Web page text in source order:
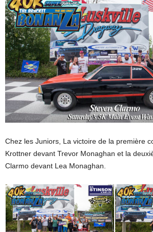
Chez les Juniors, La victoire de la première
Krottner devant Trevor Monaghan et la
Clarmo devant Lea Monaghan.